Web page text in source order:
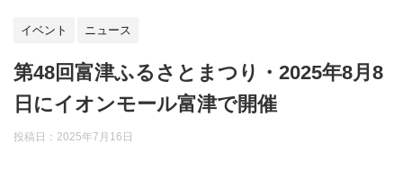
イベント ニュース
第48回富津ふるさとまつり・2025年8月8
日にイオンモール富津で開催
投稿日： 2025年7月16日